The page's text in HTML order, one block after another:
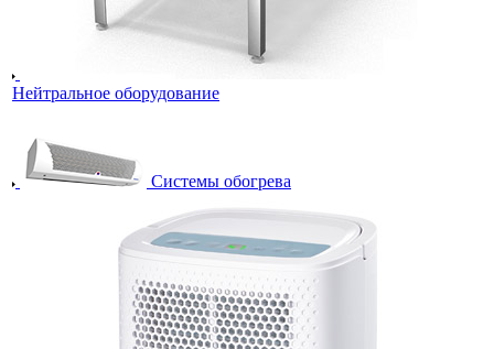
Нейтральное оборудование
Системы обогрева